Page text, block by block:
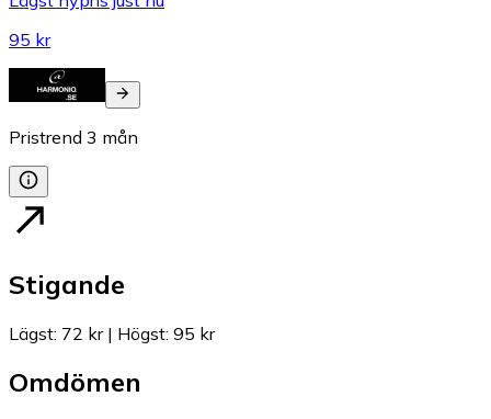
95 kr
Pristrend 3 mån
Stigande
Lägst: 72 kr| Högst: 95 kr
Omdömen